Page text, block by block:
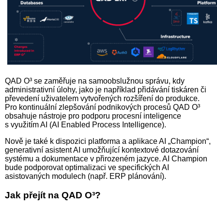
QAD O³ se zaměřuje na samoobslužnou správu, kdy
administrativní úlohy, jako je například přidávání tiskáren či
převedení uživatelem vytvořených rozšíření do produkce.
Pro kontinuální zlepšování podnikových procesů QAD O³
obsahuje nástroje pro podporu procesní inteligence
s využitím AI (AI Enabled Process Intelligence).
Nově je také k dispozici platforma a aplikace AI „Champion“,
generativní asistent AI umožňující kontextové dotazování
systému a dokumentace v přirozeném jazyce. AI Champion
bude podporovat optimalizaci ve specifických AI
asistovaných modulech (např. ERP plánování).
Jak přejít na QAD O³?